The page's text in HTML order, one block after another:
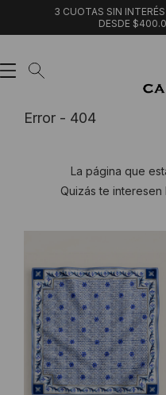
3 CUOTAS SIN
DESDE
Error - 404
La página que
Quizás te